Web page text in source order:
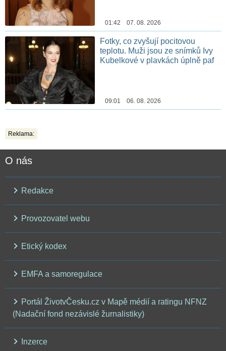
01:42 07. 08. 2026
Fotky, co zvyšují pocitovou
teplotu. Muži jsou ze snímků Ivy
Kubelkové v plavkách úplně paf
09:01 06. 08. 2026
Reklama:
O nás
Redakce
Provozovatel webu
Etický kodex
EMFA a samoregulace
Portál ŽivotvČesku.cz v Mapě médií a ratingu NFNZ
(Nadační fond nezávislé žurnalistiky)
Inzerce